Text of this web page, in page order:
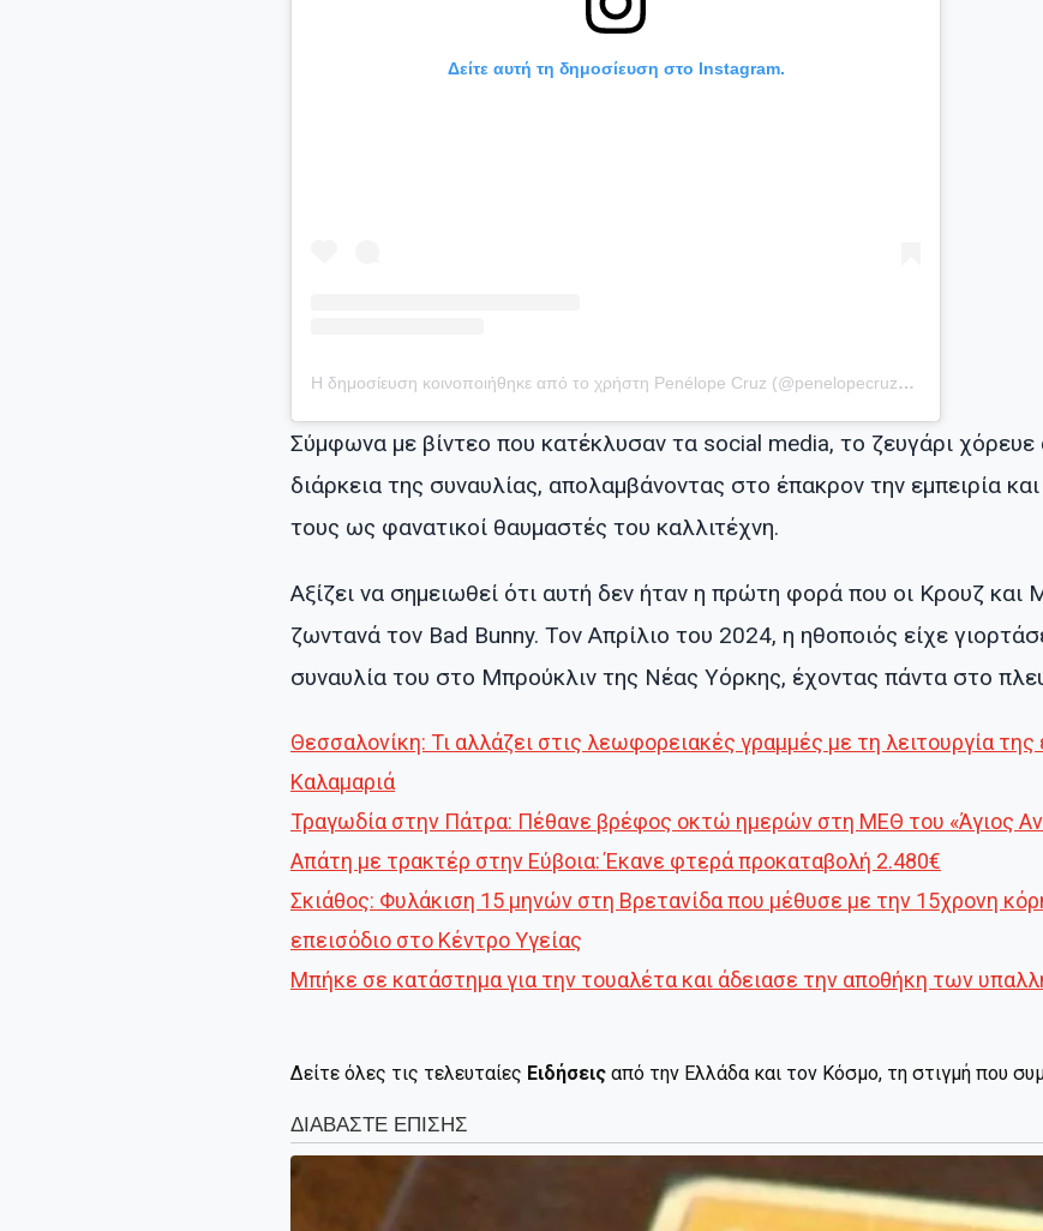
Δείτε αυτή τη δημοσίευση στο Instagram.
Η δημοσίευση κοινοποιήθηκε από το χρήστη Penélope Cruz (@penelopecruzoficial)
Σύμφωνα με βίντεο που κατέκλυσαν τα social media, το ζευγάρι χόρευε
διάρκεια της συναυλίας, απολαμβάνοντας στο έπακρον την εμπειρία
τους ως φανατικοί θαυμαστές του καλλιτέχνη.
Αξίζει να σημειωθεί ότι αυτή δεν ήταν η πρώτη φορά που οι Κρουζ
ζωντανά τον Bad Bunny. Τον Απρίλιο του 2024, η ηθοποιός είχε
συναυλία του στο Μπρούκλιν της Νέας Υόρκης, έχοντας πάντα στο
Θεσσαλονίκη: Τι αλλάζει στις λεωφορειακές γραμμές με τη λειτουργία
Καλαμαριά
Τραγωδία στην Πάτρα: Πέθανε βρέφος οκτώ ημερών στη ΜΕΘ του «Άγιος
Απάτη με τρακτέρ στην Εύβοια: Έκανε φτερά προκαταβολή 2.480€
Σκιάθος: Φυλάκιση 15 μηνών στη Βρετανίδα που μέθυσε με την 15χρονη
επεισόδιο στο Κέντρο Υγείας
Μπήκε σε κατάστημα για την τουαλέτα και άδειασε την αποθήκη των
Δείτε όλες τις τελευταίες Ειδήσεις από την Ελλάδα και τον Κόσμο, τη στιγμή που